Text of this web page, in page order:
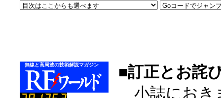
無線と高周波の技術解説マガジン
■訂正とお詫
小誌におき